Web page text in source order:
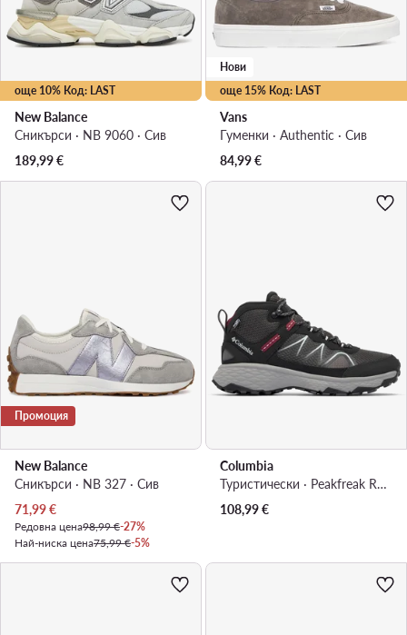
още 10% Код: LAST
New Balance
Сникърси · NB 9060 · Сив
189,99€
още 15% Код: LAST
Нови
Vans
Гуменки · Authentic · Сив
84,99€
Промоция
New Balance
Сникърси · NB 327 · Сив
Актуална цена
71,99€
Редовна цена98,99 €-27%
Най-ниска цена75,99 €-5%
Columbia
Туристически · Peakfreak Rush™ Mid OutDry™ 2126581 · Сив
108,99€